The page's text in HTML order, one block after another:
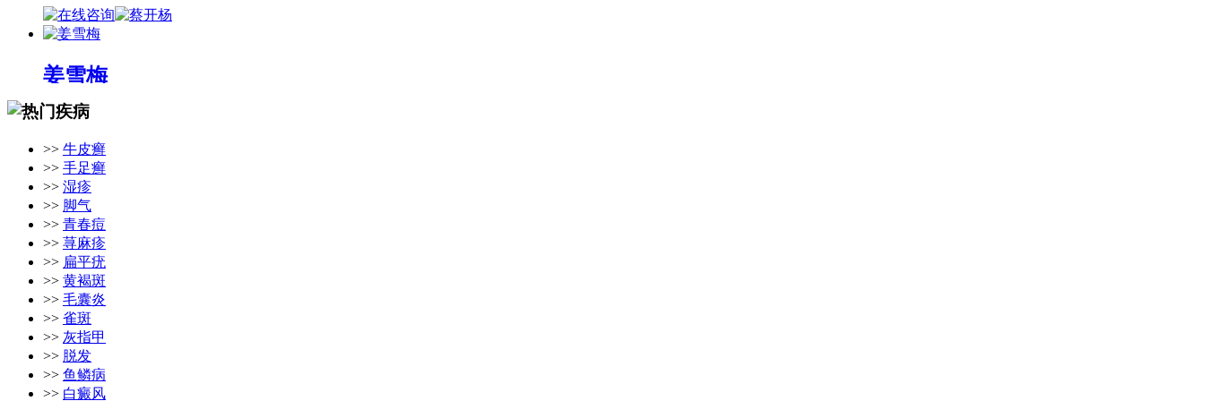
姜雪梅
姜雪梅，副主任医师，从...
>> 牛皮癣
>> 手足癣
>> 湿疹
>> 脚气
>> 青春痘
>> 荨麻疹
>> 扁平疣
>> 黄褐斑
>> 毛囊炎
>> 雀斑
>> 灰指甲
>> 脱发
>> 鱼鳞病
>> 白癜风